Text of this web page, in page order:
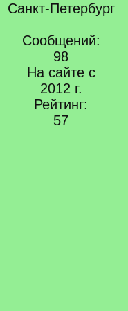
Санкт-Петербург
Сообщений:
98
На сайте с
2012 г.
Рейтинг:
57